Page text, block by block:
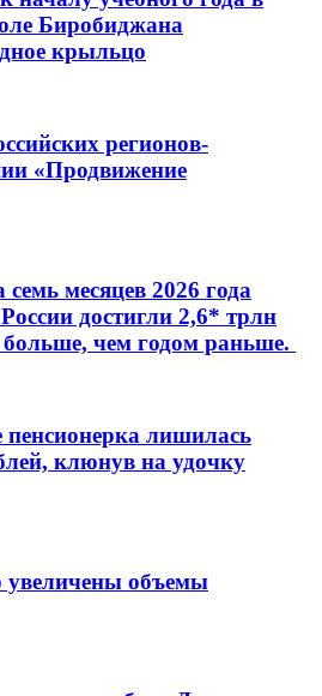
Биробиджана
крыльцо
регионов-
«Продвижение
месяцев 2026 года
достигли 2,6* трлн
чем годом раньше.
пенсионерка лишилась
клюнув на удочку
объемы